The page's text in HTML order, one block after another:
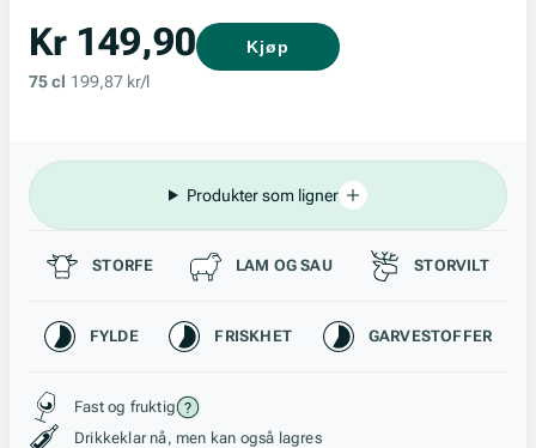
Kr 149,90
75 cl 199,87 kr/l
Kjøp
Produkter som ligner
Passer til
STORFE LAM OG SAU STORVILT
Karakteristikk
FYLDE FRISKHET GARVESTOFFER
Stil, lagring og råstoff
Fast og fruktig
Drikkeklar nå, men kan også lagres